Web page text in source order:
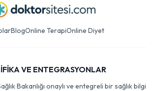
BlogOnline TerapiOnline Diyet
VE ENTEGRASYONLAR
Bakanlığı onaylı ve entegreli bir sağlık bilgi